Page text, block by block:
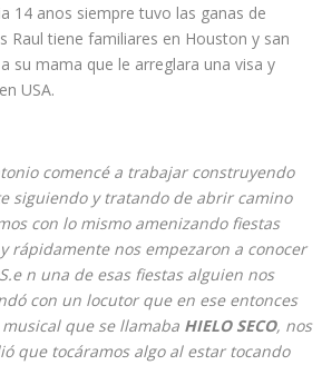
14 anos siempre tuvo las ganas de
Raul tiene familiares en Houston y san
su mama que le arreglara una visa y
USA.
comencé a trabajar construyendo
siguiendo y tratando de abrir camino
con lo mismo amenizando fiestas
rápidamente nos empezaron a conocer
n una de esas fiestas alguien nos
con un locutor que en ese entonces
que se llamaba HIELO SECO, nos
que tocáramos algo al estar tocando